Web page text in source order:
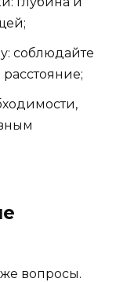
соблюдайте
вопросы.